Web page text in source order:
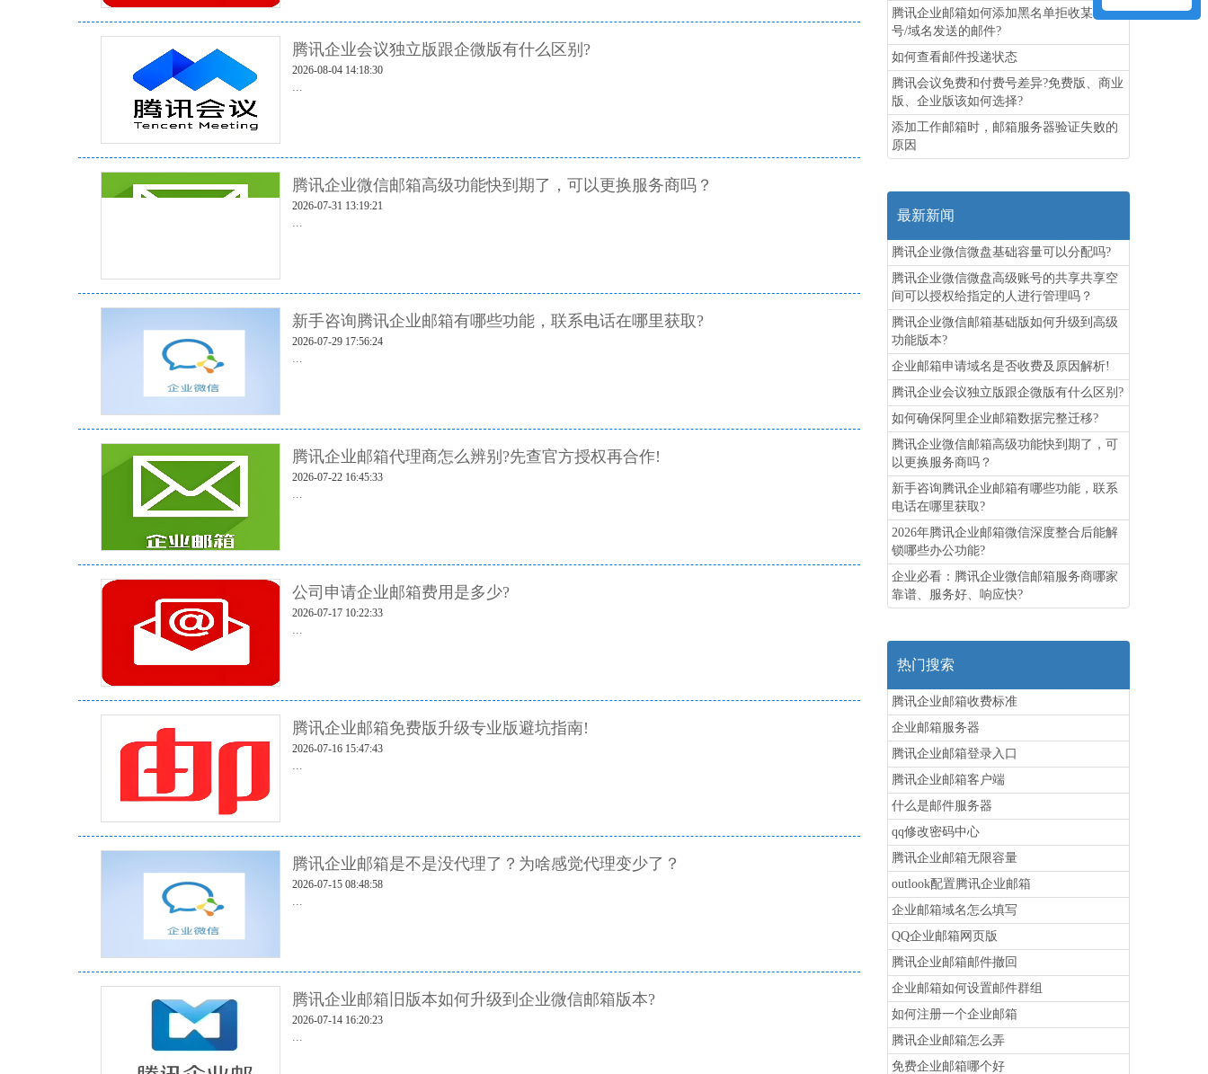
腾讯企业会议独立版跟企微版有什么区别?
2026-08-04 14:18:30
...
腾讯企业微信邮箱高级功能‌快到期了，可以更换服务商吗？
2026-07-31 13:19:21
...
新手咨询腾讯企业邮箱有哪些功能，联系电话在哪里获取?
2026-07-29 17:56:24
...
腾讯企业邮箱代理商怎么辨别?先查官方授权再合作!
2026-07-22 16:45:33
...
公司申请企业邮箱费用是多少?
2026-07-17 10:22:33
...
腾讯企业邮箱免费版升级专业版避坑指南!
2026-07-16 15:47:43
...
腾讯企业邮箱是不是没代理了？为啥感觉代理变少了？
2026-07-15 08:48:58
...
腾讯企业邮箱旧版本如何升级到企业微信邮箱版本?
2026-07-14 16:20:23
...
腾讯企业邮箱如何添加黑名单拒收某个帐
号/域名发送的邮件?
如何查看邮件投递状态
腾讯会议免费和付费号差异?免费版、商业
版、企业版该如何选择?
添加工作邮箱时，邮箱服务器验证失败的
原因
最新新闻
腾讯企业微信微盘基础容量可以分配吗?
腾讯企业微信微盘高级账号的共享共享空
间可以授权给指定的人进行管理吗？
腾讯企业微信邮箱基础版如何升级到高级
功能版本?
企业邮箱申请域名是否收费及原因解析!
腾讯企业会议独立版跟企微版有什么区别?
如何确保阿里企业邮箱数据完整迁移?
腾讯企业微信邮箱高级功能‌快到期了，可
以更换服务商吗？
新手咨询腾讯企业邮箱有哪些功能，联系
电话在哪里获取?
2026年腾讯企业邮箱微信深度整合后能解
锁哪些办公功能?
企业必看：腾讯企业微信邮箱服务商哪家
靠谱、服务好、响应快?
热门搜索
腾讯企业邮箱收费标准
企业邮箱服务器
腾讯企业邮箱登录入口
腾讯企业邮箱客户端
什么是邮件服务器
qq修改密码中心
腾讯企业邮箱无限容量
outlook配置腾讯企业邮箱
企业邮箱域名怎么填写
QQ企业邮箱网页版
腾讯企业邮箱邮件撤回
企业邮箱如何设置邮件群组
如何注册一个企业邮箱
腾讯企业邮箱怎么弄
免费企业邮箱哪个好